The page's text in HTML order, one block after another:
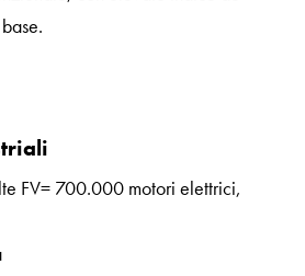
FV= 700.000 motori elettrici,